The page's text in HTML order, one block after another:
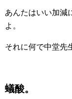
あんたはいい加減
よ。
それに何で中堂先
蟻酸。